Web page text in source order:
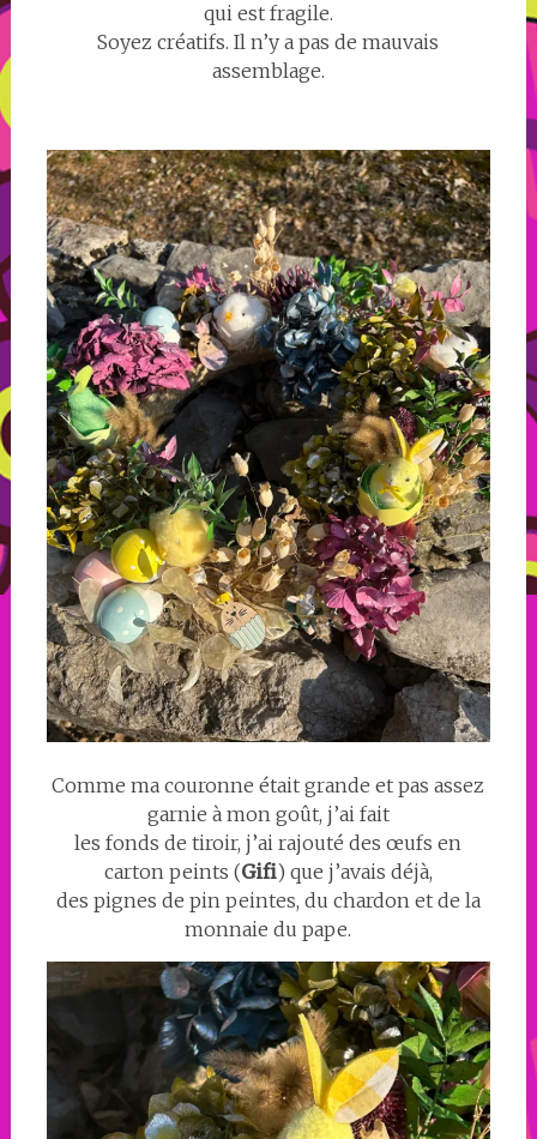
qui est fragile.
Soyez créatifs. Il n’y a pas de mauvais
assemblage.
Comme ma couronne était grande et pas assez
garnie à mon goût, j’ai fait
les fonds de tiroir, j’ai rajouté des œufs en
carton peints (Gifi) que j’avais déjà,
des pignes de pin peintes, du chardon et de la
monnaie du pape.